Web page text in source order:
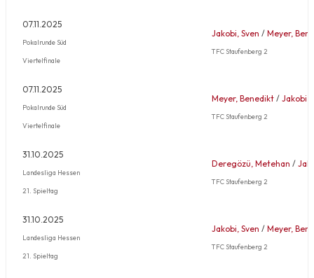
07.11.2025
Pokalrunde Süd
Viertelfinale
Jakobi, Sven / Meyer,
TFC Staufenberg 2
07.11.2025
Pokalrunde Süd
Viertelfinale
Meyer, Benedikt / Jakobi,
TFC Staufenberg 2
31.10.2025
Landesliga Hessen
21. Spieltag
Deregözü, Metehan /
TFC Staufenberg 2
31.10.2025
Landesliga Hessen
21. Spieltag
Jakobi, Sven / Meyer,
TFC Staufenberg 2